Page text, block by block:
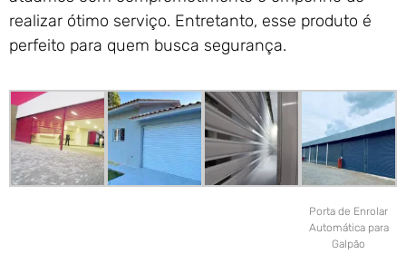
realizar ótimo serviço. Entretanto, esse produto é
perfeito para quem busca segurança.
Porta de Enrolar
Automática para
Galpão